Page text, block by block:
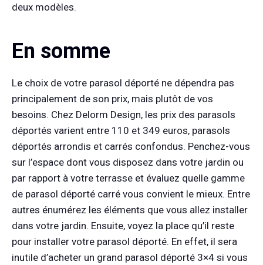
deux modèles.
En somme
Le choix de votre parasol déporté ne dépendra pas
principalement de son prix, mais plutôt de vos
besoins. Chez Delorm Design, les prix des parasols
déportés varient entre 110 et 349 euros, parasols
déportés arrondis et carrés confondus. Penchez-vous
sur l’espace dont vous disposez dans votre jardin ou
par rapport à votre terrasse et évaluez quelle gamme
de parasol déporté carré vous convient le mieux. Entre
autres énumérez les éléments que vous allez installer
dans votre jardin. Ensuite, voyez la place qu’il reste
pour installer votre parasol déporté. En effet, il sera
inutile d’acheter un grand parasol déporté 3×4 si vous